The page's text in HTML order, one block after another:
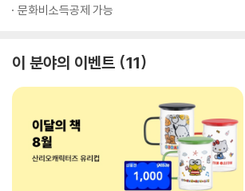
문화비소득공제 가능
이 분야의 이벤트 11